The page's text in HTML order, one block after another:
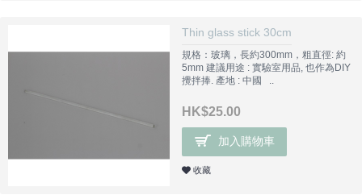
Thin glass stick 30cm
規格：玻璃，長約300mm，粗直徑: 約
5mm 建議用途 : 實驗室用品, 也作為DIY
攪拌捧. 產地 : 中國 ..
HK$25.00
加入購物車
收藏